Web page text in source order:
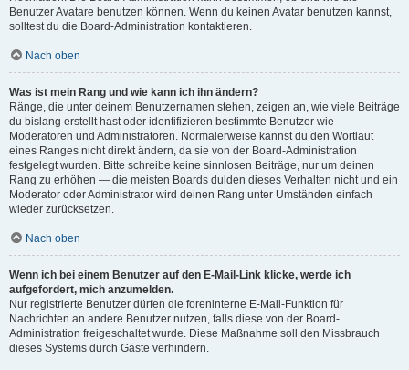
Benutzer Avatare benutzen können. Wenn du keinen Avatar benutzen kannst,
solltest du die Board-Administration kontaktieren.
Nach oben
Was ist mein Rang und wie kann ich ihn ändern?
Ränge, die unter deinem Benutzernamen stehen, zeigen an, wie viele Beiträge
du bislang erstellt hast oder identifizieren bestimmte Benutzer wie
Moderatoren und Administratoren. Normalerweise kannst du den Wortlaut
eines Ranges nicht direkt ändern, da sie von der Board-Administration
festgelegt wurden. Bitte schreibe keine sinnlosen Beiträge, nur um deinen
Rang zu erhöhen — die meisten Boards dulden dieses Verhalten nicht und ein
Moderator oder Administrator wird deinen Rang unter Umständen einfach
wieder zurücksetzen.
Nach oben
Wenn ich bei einem Benutzer auf den E-Mail-Link klicke, werde ich
aufgefordert, mich anzumelden.
Nur registrierte Benutzer dürfen die foreninterne E-Mail-Funktion für
Nachrichten an andere Benutzer nutzen, falls diese von der Board-
Administration freigeschaltet wurde. Diese Maßnahme soll den Missbrauch
dieses Systems durch Gäste verhindern.